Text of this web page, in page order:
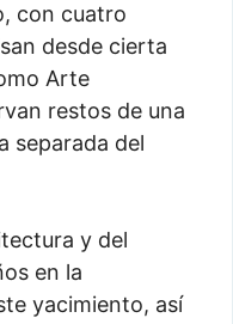
con cuatro
desde cierta
Arte
restos de una
separada del
y del
en la
yacimiento, así